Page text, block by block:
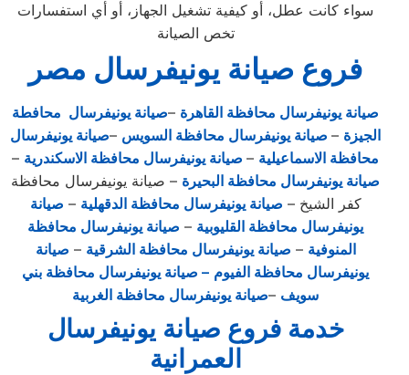
سواء كانت عطل، أو كيفية تشغيل الجهاز، أو أي استفسارات
تخص الصيانة
فروع صيانة يونيفرسال مصر
صيانة يونيفرسال محافظة القاهرة –صيانة يونيفرسال محافطة
الجيزة – صيانة يونيفرسال محافظة السويس –صيانة يونيفرسال
محافظة الاسماعيلية – صيانة يونيفرسال محافظة الاسكندرية –
صيانة يونيفرسال محافظة البحيرة – صيانة يونيفرسال محافظة
كفر الشيخ – صيانة يونيفرسال محافظة الدقهلية – صيانة
يونيفرسال محافظة القليوبية – صيانة يونيفرسال محافظة
المنوفية – صيانة يونيفرسال محافظة الشرقية – صيانة
يونيفرسال محافظة الفيوم – صيانة يونيفرسال محافظة بني
سويف –صيانة يونيفرسال محافظة الغربية
خدمة فروع صيانة يونيفرسال
العمرانية